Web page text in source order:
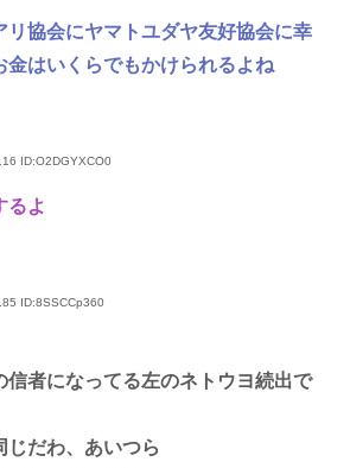
リ協会にヤマトユダヤ友好協会に幸
金はいくらでもかけられるよね
ID:O2DGYXCO0
るよ
ID:8SSCCp360
信者になってる左のネトウヨ続出で
じだわ、あいつら